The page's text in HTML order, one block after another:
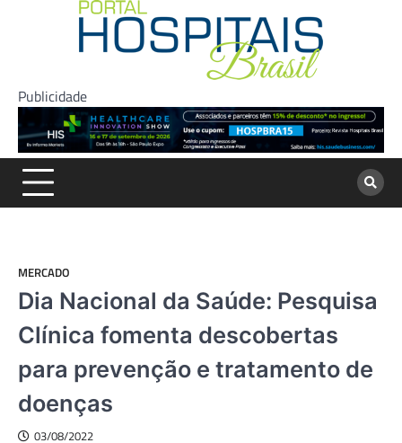
Publicidade
MERCADO
Dia Nacional da Saúde: Pesquisa
Clínica fomenta descobertas
para prevenção e tratamento de
doenças
03/08/2022